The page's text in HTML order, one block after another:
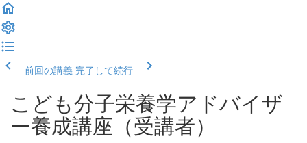
前回の講義 完了して続行
こども分子栄養学アドバイザ
ー養成講座（受講者）